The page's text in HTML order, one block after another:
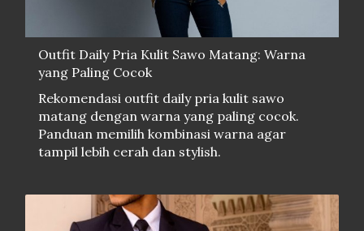
Outfit Daily Pria Kulit Sawo Matang: Warna
yang Paling Cocok
Rekomendasi outfit daily pria kulit sawo
matang dengan warna yang paling cocok.
Panduan memilih kombinasi warna agar
tampil lebih cerah dan stylish.